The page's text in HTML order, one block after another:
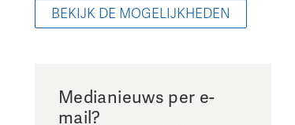
BEKIJK DE MOGELIJKHEDEN
Medianieuws per e-
mail?